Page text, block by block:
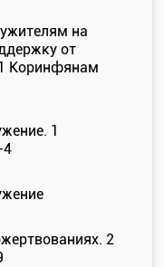
на
от
Коринфянам
1
4
2